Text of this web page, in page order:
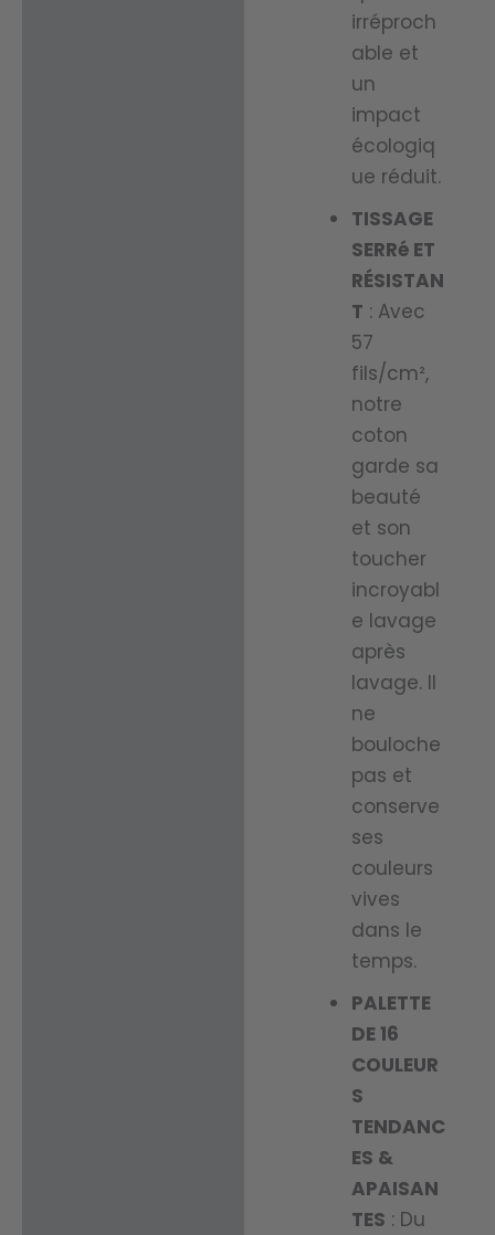
irréproch
able et
un
impact
écologiq
ue réduit.
TISSAGE
SERRé ET
RÉSISTAN
T : Avec
57
fils/cm²,
notre
coton
garde sa
beauté
et son
toucher
incroyabl
e lavage
après
lavage. Il
ne
bouloche
pas et
conserve
ses
couleurs
vives
dans le
temps.
PALETTE
DE 16
COULEUR
S
TENDANC
ES &
APAISAN
TES : Du